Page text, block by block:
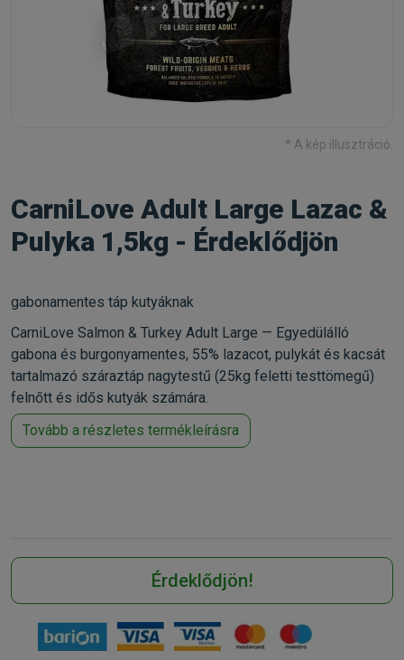
* A kép illusztráció.
CarniLove Adult Large Lazac &
Pulyka 1,5kg - Érdeklődjön
gabonamentes táp kutyáknak
CarniLove Salmon & Turkey Adult Large — Egyedülálló
gabona és burgonyamentes, 55% lazacot, pulykát és kacsát
tartalmazó száraztáp nagytestű (25kg feletti testtömegű)
felnőtt és idős kutyák számára.
Tovább a részletes termékleírásra
Érdeklődjön!